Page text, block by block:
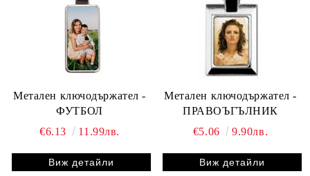
Метален ключодържател -
ФУТБОЛ
€6.13
11.99лв.
Виж детайли
Метален ключодържател -
ПРАВОЪГЪЛНИК
€5.06
9.90лв.
Виж детайли